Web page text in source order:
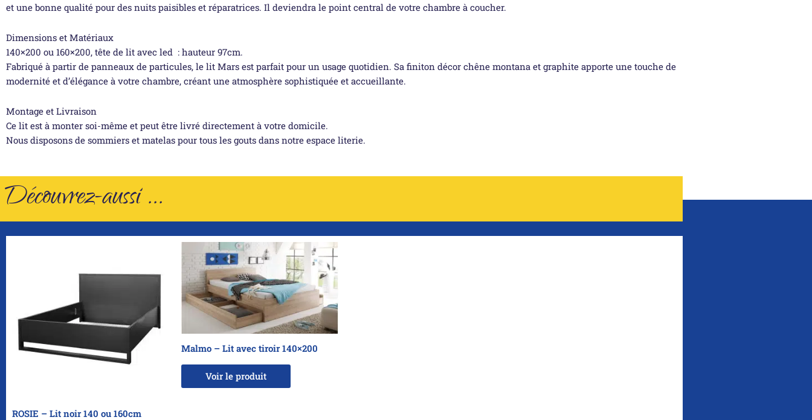
et une bonne qualité pour des nuits paisibles et réparatrices. Il deviendra le point central de votre chambre à coucher.
Dimensions et Matériaux
140×200 ou 160×200, tête de lit avec led : hauteur 97cm.
Fabriqué à partir de panneaux de particules, le lit Mars est parfait pour un usage quotidien. Sa finiton décor chêne montana et graphite apporte une touche de
modernité et d’élégance à votre chambre, créant une atmosphère sophistiquée et accueillante.
Montage et Livraison
Ce lit est à monter soi-même et peut être livré directement à votre domicile.
Nous disposons de sommiers et matelas pour tous les gouts dans notre espace literie.
Découvrez-aussi ...
ROSIE – Lit noir 140 ou 160cm
Malmo – Lit avec tiroir 140×200
Voir le produit